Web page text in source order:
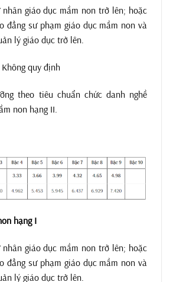
nhân giáo dục mầm non trở lên; hoặc
đẳng sư phạm giáo dục mầm non và
lý giáo dục trở lên.
quy định
theo tiêu chuẩn chức danh nghề
non hạng II.
hạng I
nhân giáo dục mầm non trở lên; hoặc
đẳng sư phạm giáo dục mầm non và
lý giáo dục trở lên.